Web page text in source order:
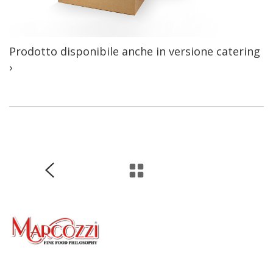
Prodotto disponibile anche in versione catering
›